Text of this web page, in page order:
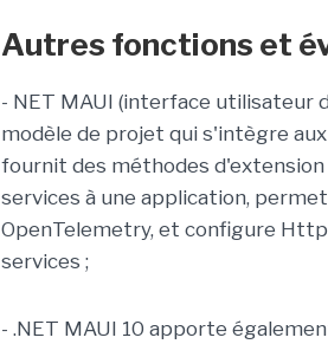
Autres fonctions et
- NET MAUI (interface utilisateur
modèle de projet qui s'intègre
fournit des méthodes
services à une application,
OpenTelemetry, et configure
services ;
- .NET MAUI 10 apporte